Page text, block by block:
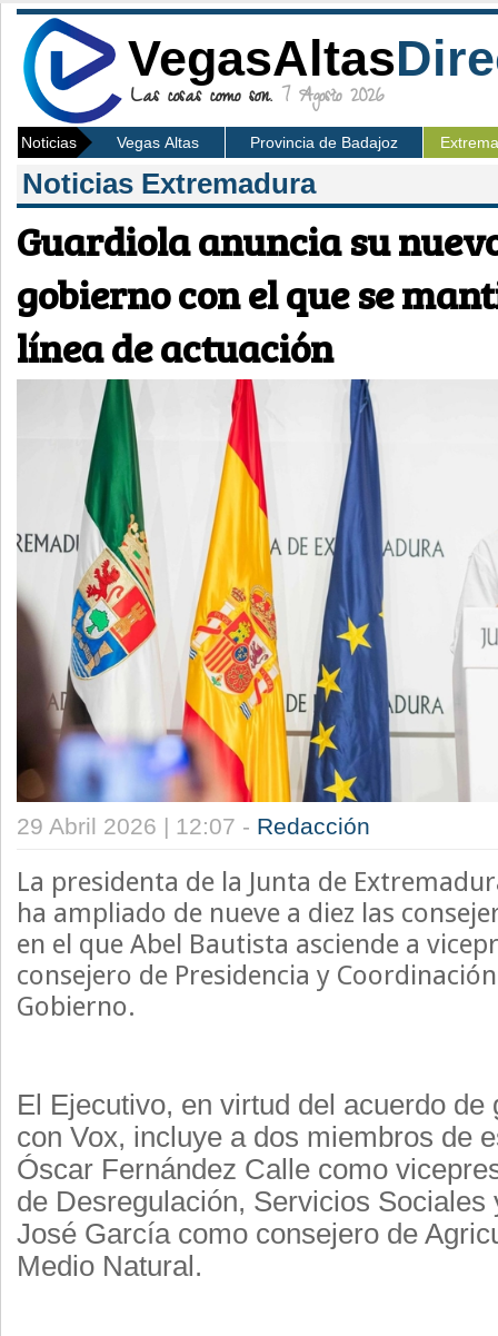
VegasAltas
Las cosas como son. 7 Agosto 2026
Noticias Vegas Altas Provincia de Badajoz
Noticias Extremadura
Guardiola anuncia su
gobierno con el que se
línea de actuación
29 Abril 2026 | 12:07 - Redacción
La presidenta de la Junta de
ha ampliado de nueve a diez las
en el que Abel Bautista asciende a
consejero de Presidencia y
Gobierno.
El Ejecutivo, en virtud del acuerdo de
con Vox, incluye a dos miembros de
Óscar Fernández Calle como
de Desregulación, Servicios Sociales
José García como consejero de
Medio Natural.